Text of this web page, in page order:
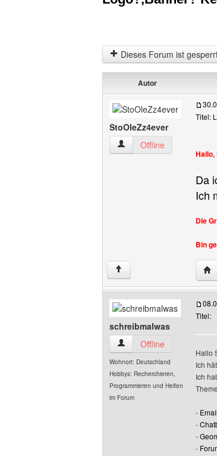
Dieses Forum ist
Autor
StoOleZz4ever
StoOleZz4ever Benutzer-
Offline
Titel:
Hallo,
Da
Ich
Die
Bin
↑
schreibmalwas
schreibmalwas Benutzer-
Offline
Wohnort: Deutschland
Hobbys: Recherchieren,
Programmieren und Helfen
im Forum
Titel:
Hallo
Ich
Ich
-
-
-
-